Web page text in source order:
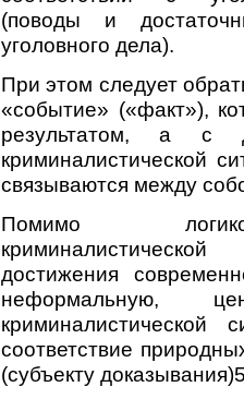
(поводы и
уголовного дела).
При этом следует
«событие» («факт»),
результатом, а с
криминалистической
связываются между
Помимо
достижения
неформальную,
криминалистической
соответствие
(субъекту